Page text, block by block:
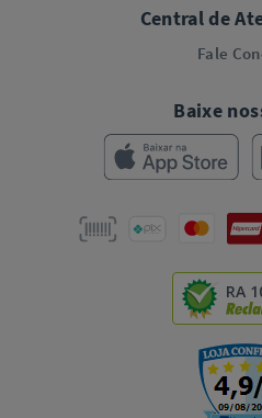
Central de
Fale
Baixe
RA